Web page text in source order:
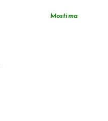
Mostima